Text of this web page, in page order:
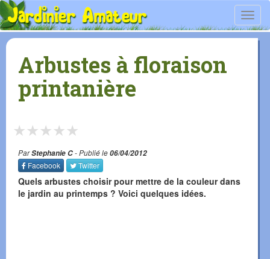
Arbustes à floraison
printanière
★
★
★
★
★
ParStephanie C- Publié le06/04/2012
Facebook
Twitter
Quels arbustes choisir pour mettre de la couleur dans
le jardin au printemps ? Voici quelques idées.